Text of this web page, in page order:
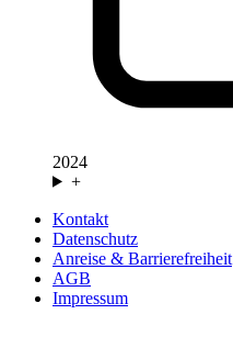
2024
+
Kontakt
Datenschutz
Anreise & Barrierefreiheit
AGB
Impressum